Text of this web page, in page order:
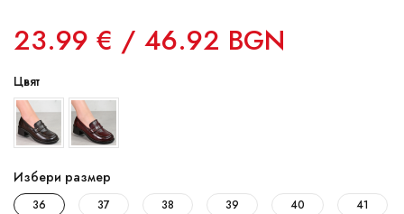
23.99 € / 46.92 BGN
Цвят
Избери размер
36 37 38 39 40 41